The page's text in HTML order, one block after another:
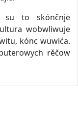
su to skónčnje
wobwliwuje
kónc wuwića.
rěčow